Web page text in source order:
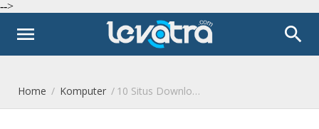
-->
menu search
Home / Komputer / 10 Situs Download File Desain User Interface Paling Keren (Bagian 2)